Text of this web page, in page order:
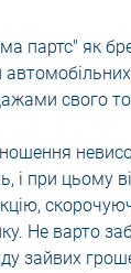
партс" як
свого
і при цьому
Не варто
зайвих